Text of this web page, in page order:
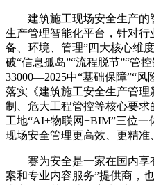
建筑施工现场安全生产
生产管理智能化平台，针对
备、环境、管理”四大核心维
破“信息孤岛”“流程脱节”“管
33000—2025中“基础保障”“
落实《建筑施工安全生产管理
制、危大工程管控等核心要
工地“AI+物联网+BIM”三位
现场安全管理更高效、更精准
赛为安全是一家在国内享
案和专业内容服务”提供商，